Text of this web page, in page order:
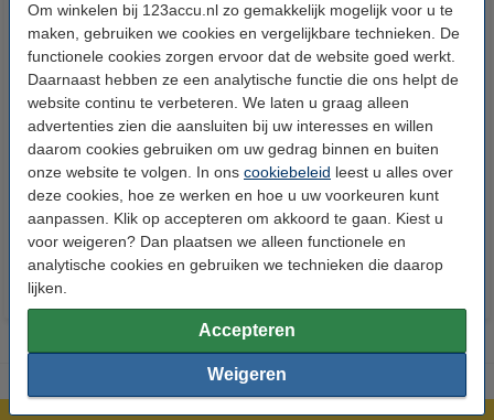
Om winkelen bij 123accu.nl zo gemakkelijk mogelijk voor u te
maken, gebruiken we cookies en vergelijkbare technieken. De
functionele cookies zorgen ervoor dat de website goed werkt.
Daarnaast hebben ze een analytische functie die ons helpt de
website continu te verbeteren. We laten u graag alleen
advertenties zien die aansluiten bij uw interesses en willen
daarom cookies gebruiken om uw gedrag binnen en buiten
onze website te volgen. In ons cookiebeleid leest u alles over
deze cookies, hoe ze werken en hoe u uw voorkeuren kunt
aanpassen. Klik op accepteren om akkoord te gaan. Kiest u
voor weigeren? Dan plaatsen we alleen functionele en
analytische cookies en gebruiken we technieken die daarop
lijken.
Accepteren
Weigeren
123accu Xtreme Power AAA /
MN2400 / LR03 alkaline batterij
€ 14,50 € 13,05
Inclusief 21%
BTW
123accu Xtreme Power
knoopcellen multipack
€ 5,95 € 5,36 Inclusief 21% BTW